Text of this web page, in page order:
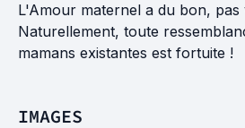
L'Amour maternel a du bon, pas
Naturellement, toute
mamans existantes est fortuite !
IMAGES